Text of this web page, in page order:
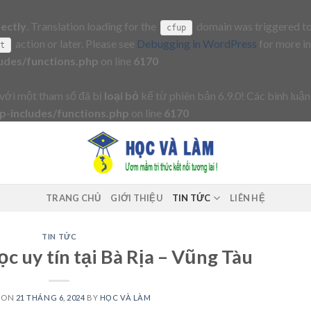
. Translation loading for the cfup
domain was triggered
action or later. Please see Debugging in WordPress for more
functions.php on line 6170
một tham số đã bị loại bỏ kể từ phiên bản 6.9.0! Các bình
includes/functions.php on line 6170
TRANG CHỦ GIỚI THIỆU TIN TỨC LIÊN HỆ
TIN TỨC
uy tín tại Bà Rịa – Vũng Tàu
ON 21 THÁNG 6, 2024 BY HỌC VÀ LÀM